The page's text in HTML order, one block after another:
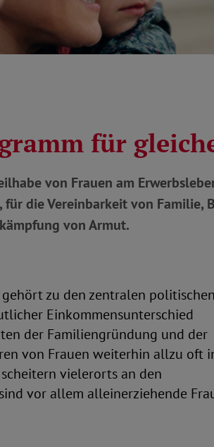
für
von Frauen am
die Vereinbarkeit von Familie,
von Armut.
zu den zentralen politischen
Einkommensunterschied
der Familiengründung und der
von Frauen weiterhin allzu oft
vielerorts an den
vor allem alleinerziehende